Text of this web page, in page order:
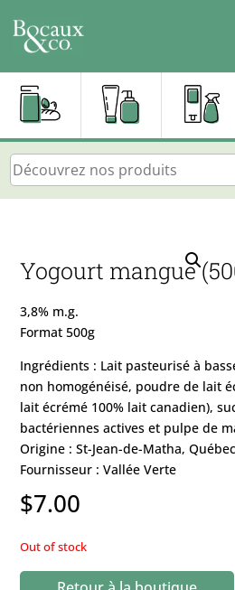
Yogourt mangue
3,8% m.g.
Format 500g
Ingrédients : Lait pasteurisé à
non homogénéisé, poudre de lait
lait écrémé 100% lait canadien),
bactériennes actives et pulpe de
Origine : St-Jean-de-Matha, Québec
Fournisseur : Vallée Verte
$7.00
Out of stock